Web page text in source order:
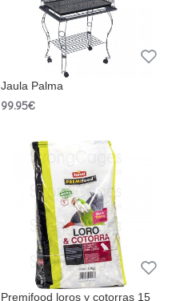
Jaula Palma
99.95€
Premifood loros y cotorras 15